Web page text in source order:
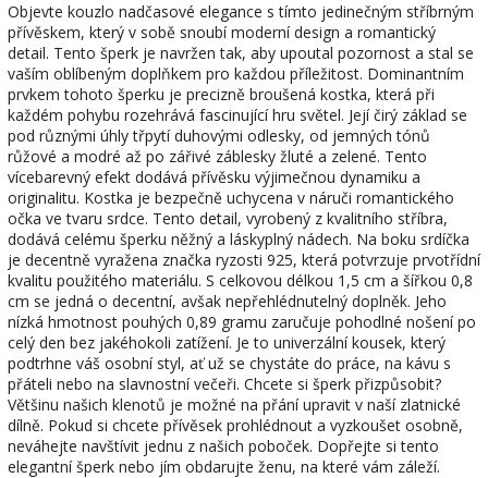
Objevte kouzlo nadčasové elegance s tímto jedinečným stříbrným
přívěskem, který v sobě snoubí moderní design a romantický
detail. Tento šperk je navržen tak, aby upoutal pozornost a stal se
vaším oblíbeným doplňkem pro každou příležitost. Dominantním
prvkem tohoto šperku je precizně broušená kostka, která při
každém pohybu rozehrává fascinující hru světel. Její čirý základ se
pod různými úhly třpytí duhovými odlesky, od jemných tónů
růžové a modré až po zářivé záblesky žluté a zelené. Tento
vícebarevný efekt dodává přívěsku výjimečnou dynamiku a
originalitu. Kostka je bezpečně uchycena v náruči romantického
očka ve tvaru srdce. Tento detail, vyrobený z kvalitního stříbra,
dodává celému šperku něžný a láskyplný nádech. Na boku srdíčka
je decentně vyražena značka ryzosti 925, která potvrzuje prvotřídní
kvalitu použitého materiálu. S celkovou délkou 1,5 cm a šířkou 0,8
cm se jedná o decentní, avšak nepřehlédnutelný doplněk. Jeho
nízká hmotnost pouhých 0,89 gramu zaručuje pohodlné nošení po
celý den bez jakéhokoli zatížení. Je to univerzální kousek, který
podtrhne váš osobní styl, ať už se chystáte do práce, na kávu s
přáteli nebo na slavnostní večeři. Chcete si šperk přizpůsobit?
Většinu našich klenotů je možné na přání upravit v naší zlatnické
dílně. Pokud si chcete přívěsek prohlédnout a vyzkoušet osobně,
neváhejte navštívit jednu z našich poboček. Dopřejte si tento
elegantní šperk nebo jím obdarujte ženu, na které vám záleží.